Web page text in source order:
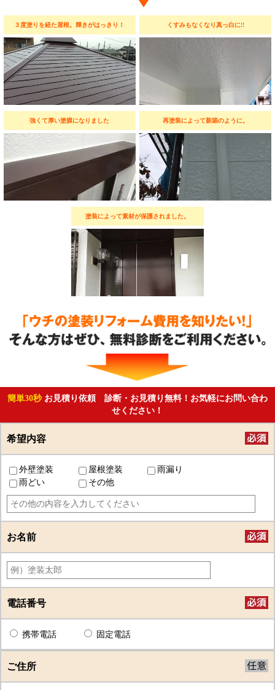
３度塗りを経た屋根。輝きがはっきり！ くすみもなくなり真っ白に!!
強くて厚い塗膜になりました 再塗装によって新築のように。
塗装によって素材が保護されました。
簡単30秒 お見積り依頼 診断・お見積り無料！お気軽にお問い合わ
せください！
希望内容
外壁塗装 屋根塗装
雨漏り
雨どい
その他
お名前
電話番号
携帯電話 固定電話
ご住所